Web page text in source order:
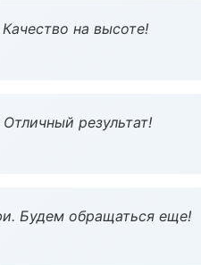
на высоте!
результат!
Будем обращаться еще!